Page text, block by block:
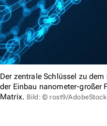
Der zentrale Schlüssel zu
der Einbau nanometer-großer
Matrix. Bild: © rost9/AdobeStock